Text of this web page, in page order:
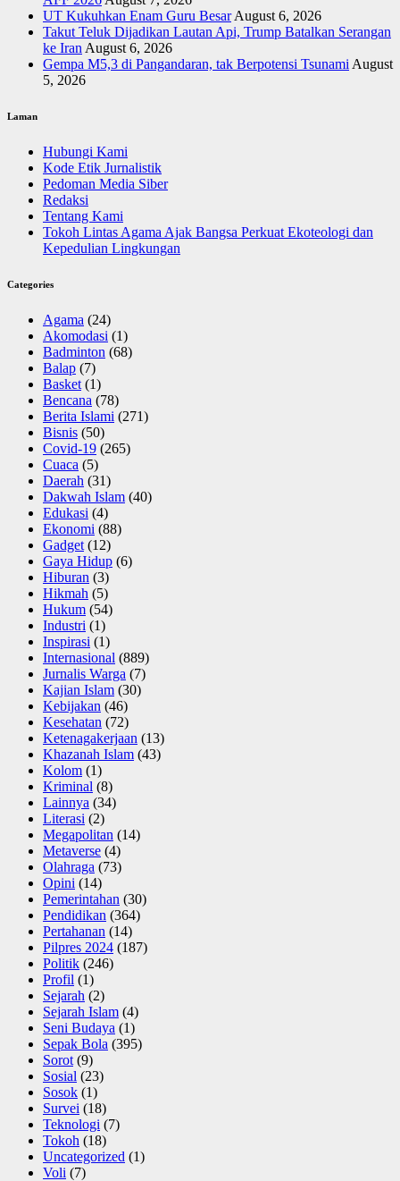
UT Kukuhkan Enam Guru Besar August 6, 2026
Takut Teluk Dijadikan Lautan Api, Trump Batalkan Serangan
ke Iran August 6, 2026
Gempa M5,3 di Pangandaran, tak Berpotensi Tsunami August
5, 2026
Laman
Hubungi Kami
Kode Etik Jurnalistik
Pedoman Media Siber
Redaksi
Tentang Kami
Tokoh Lintas Agama Ajak Bangsa Perkuat Ekoteologi dan
Kepedulian Lingkungan
Categories
Agama (24)
Akomodasi (1)
Badminton (68)
Balap (7)
Basket (1)
Bencana (78)
Berita Islami (271)
Bisnis (50)
Covid-19 (265)
Cuaca (5)
Daerah (31)
Dakwah Islam (40)
Edukasi (4)
Ekonomi (88)
Gadget (12)
Gaya Hidup (6)
Hiburan (3)
Hikmah (5)
Hukum (54)
Industri (1)
Inspirasi (1)
Internasional (889)
Jurnalis Warga (7)
Kajian Islam (30)
Kebijakan (46)
Kesehatan (72)
Ketenagakerjaan (13)
Khazanah Islam (43)
Kolom (1)
Kriminal (8)
Lainnya (34)
Literasi (2)
Megapolitan (14)
Metaverse (4)
Olahraga (73)
Opini (14)
Pemerintahan (30)
Pendidikan (364)
Pertahanan (14)
Pilpres 2024 (187)
Politik (246)
Profil (1)
Sejarah (2)
Sejarah Islam (4)
Seni Budaya (1)
Sepak Bola (395)
Sorot (9)
Sosial (23)
Sosok (1)
Survei (18)
Teknologi (7)
Tokoh (18)
Uncategorized (1)
Voli (7)